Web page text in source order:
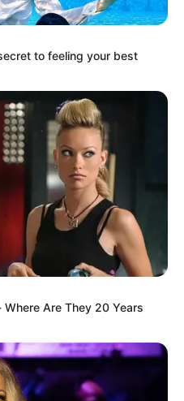
IBAL alerta
suministro en
en el Cañón
IBAL
¿Cómo está el servicio de
de las fuertes lluvias?
IBAL
to feeling your best
Are They 20 Years